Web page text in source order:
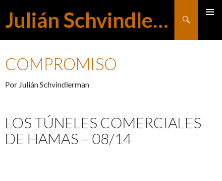
Julián Schvindlerman
Buscar
COMPROMISO
Por Julián Schvindlerman
LOS TÚNELES COMERCIALES
DE HAMAS – 08/14